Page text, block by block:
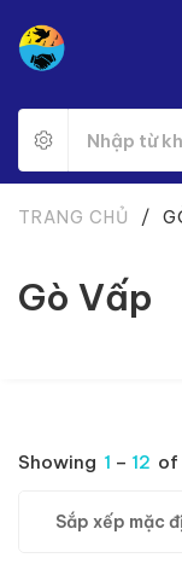
Gò Vấp
TRANG CHỦ /
Showing 1 – 12 of
Sắp xếp mặc